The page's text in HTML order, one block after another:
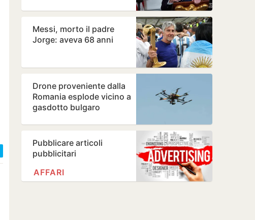
Messi, morto il padre
Jorge: aveva 68 anni
Drone proveniente dalla
Romania esplode vicino a
gasdotto bulgaro
Pubblicare articoli
pubblicitari
AFFARI